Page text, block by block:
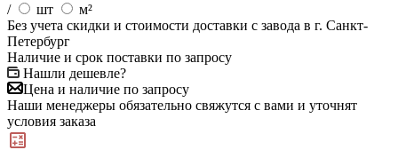
/
шт
м²
Без учета скидки и стоимости доставки с завода в г. Санкт-
Петербург
Наличие и срок поставки по запросу
Нашли дешевле?
Цена и наличие по запросу
Наши менеджеры обязательно свяжутся с вами и уточнят
условия заказа